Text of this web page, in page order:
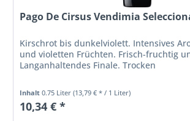
Pago De Cirsus Vendimia
Kirschrot bis dunkelviolett. Intensives
und violetten Früchten. Frisch-fruchtig
Langanhaltendes Finale. Trocken
Inhalt0.75 Liter(13,79 € * / 1 Liter)
10,34 € *